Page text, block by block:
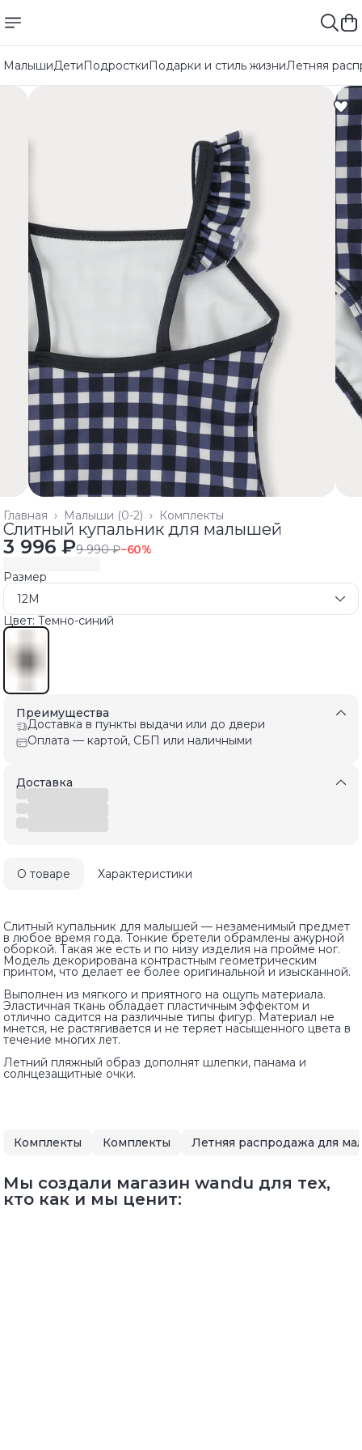
МалышиДетиПодросткиПодарки и стиль жизниЛетняя
Комплекты
Малыши (0-2) ›
Главная ›
Слитный купальник для малышей
3 996 ₽9 990 ₽−60%
Размер
12M
Цвет: Темно-синий
Преимущества
Доставка в пункты выдачи или до двери
Оплата — картой, СБП или наличными
Доставка
О товаре Характеристики
Слитный купальник для малышей — незаменимый предмет
в любое время года. Тонкие бретели обрамлены ажурной
оборкой. Такая же есть и по низу изделия на пройме ног.
Модель декорирована контрастным геометрическим
принтом, что делает ее более оригинальной и изысканной.
Выполнен из мягкого и приятного на ощупь материала.
Эластичная ткань обладает пластичным эффектом и
отлично садится на различные типы фигур. Материал не
мнется, не растягивается и не теряет насыщенного цвета в
течение многих лет.
Летний пляжный образ дополнят шлепки, панама и
солнцезащитные очки.
Комплекты Комплекты
Мы создали магазин wandu для тех,
кто как и мы ценит: